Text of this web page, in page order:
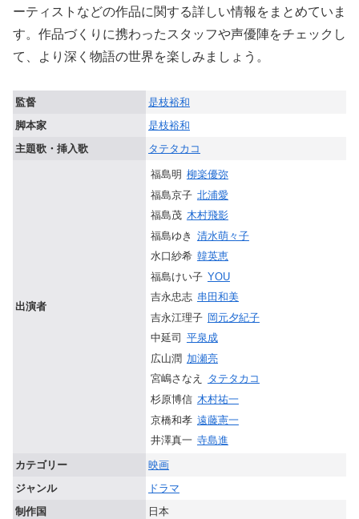
ーティストなどの作品に関する詳しい情報をまとめていま
す。作品づくりに携わったスタッフや声優陣をチェックし
て、より深く物語の世界を楽しみましょう。
監督
是枝裕和
脚本家
是枝裕和
主題歌・挿入歌
タテタカコ
出演者
福島明 柳楽優弥
福島京子 北浦愛
福島茂 木村飛影
福島ゆき 清水萌々子
水口紗希 韓英恵
福島けい子 YOU
吉永忠志 串田和美
吉永江理子 岡元夕紀子
中延司 平泉成
広山潤 加瀬亮
宮嶋さなえ
タテタカコ
杉原博信 木村祐一
京橋和孝 遠藤憲一
井澤真一 寺島進
カテゴリー
映画
ジャンル
ドラマ
制作国
日本